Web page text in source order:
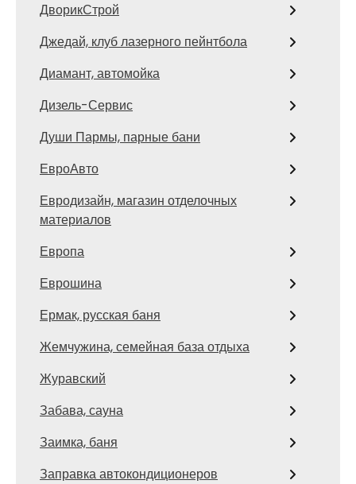
ДворикСтрой
Джедай, клуб лазерного пейнтбола
Диамант, автомойка
Дизель-Сервис
Души Пармы, парные бани
ЕвроАвто
Евродизайн, магазин отделочных
материалов
Европа
Еврошина
Ермак, русская баня
Жемчужина, семейная база отдыха
Журавский
Забава, сауна
Заимка, баня
Заправка автокондиционеров